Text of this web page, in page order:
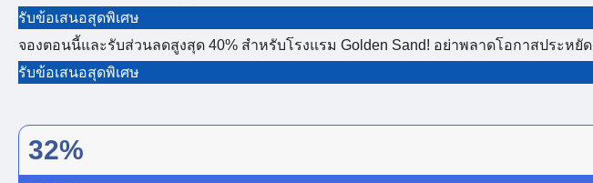
รับข้อเสนอสุดพิเศษ
จองตอนนี้และรับส่วนลดสูงสุด 40% สำหรับโรงแรม Golden Sand! อย่าพลาดโอกาสประหยัด
รับข้อเสนอสุดพิเศษ
32%